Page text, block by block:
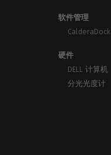
软件管理
CalderaDock
硬件
DELL 计算机
分光光度计